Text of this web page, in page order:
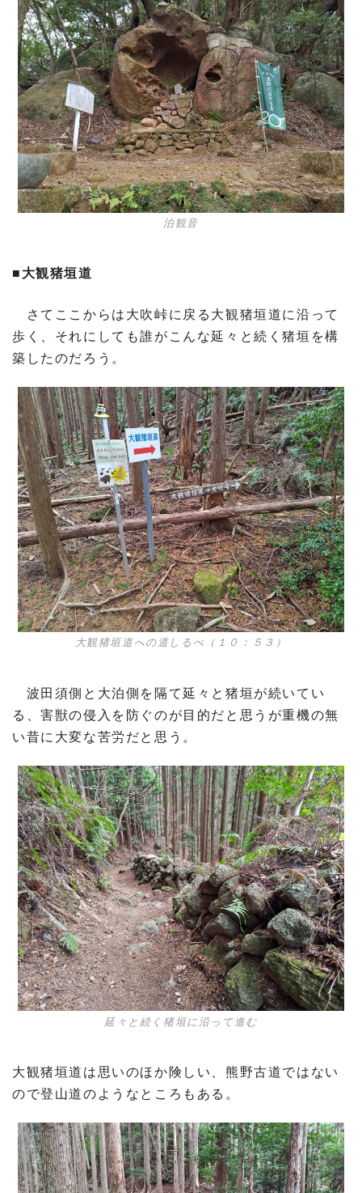
泊観音
■大観猪垣道
さてここからは大吹峠に戻る大観猪垣道に沿って
歩く、それにしても誰がこんな延々と続く猪垣を構
築したのだろう。
大観猪垣道への道しるべ（１０：５３）
波田須側と大泊側を隔て延々と猪垣が続いてい
る、害獣の侵入を防ぐのが目的だと思うが重機の無
い昔に大変な苦労だと思う。
延々と続く猪垣に沿って進む
大観猪垣道は思いのほか険しい、熊野古道ではない
ので登山道のようなところもある。